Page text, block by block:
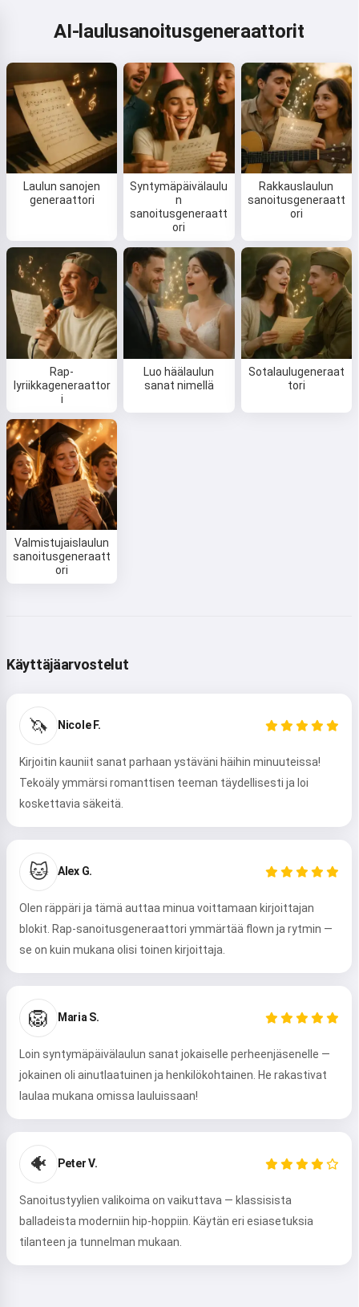
AI-laulusanoitusgeneraattorit
Laulun sanojen
generaattori
Syntymäpäivälaulu
n
sanoitusgeneraatt
ori
Rakkauslaulun
sanoitusgeneraatt
ori
Rap-
lyriikkageneraattor
i
Luo häälaulun
sanat nimellä
Sotalaulugeneraat
tori
Valmistujaislaulun
sanoitusgeneraatt
ori
Käyttäjäarvostelut
🦄 Nicole F.
Kirjoitin kauniit sanat parhaan ystäväni häihin minuuteissa!
Tekoäly ymmärsi romanttisen teeman täydellisesti ja loi
koskettavia säkeitä.
🐱 Alex G.
Olen räppäri ja tämä auttaa minua voittamaan kirjoittajan
blokit. Rap-sanoitusgeneraattori ymmärtää flown ja rytmin —
se on kuin mukana olisi toinen kirjoittaja.
🦁 Maria S.
Loin syntymäpäivälaulun sanat jokaiselle perheenjäsenelle —
jokainen oli ainutlaatuinen ja henkilökohtainen. He rakastivat
laulaa mukana omissa lauluissaan!
🐠 Peter V.
Sanoitustyylien valikoima on vaikuttava — klassisista
balladeista moderniin hip-hoppiin. Käytän eri esiasetuksia
tilanteen ja tunnelman mukaan.
Voin luoda lauluja, kirjoittaa runoja
ja onnitteluja 🥰